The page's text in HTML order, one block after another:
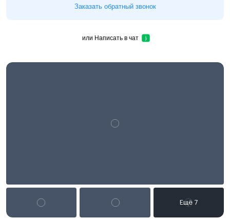
Заказать обратный звонок
или Написать в чат